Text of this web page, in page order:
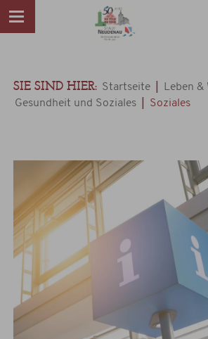
SIE SIND HIER: Startseite | Leben &
Gesundheit und Soziales | Soziales